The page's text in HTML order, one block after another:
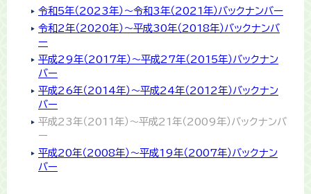
令和5年（2023年）〜令和3年（2021年）バックナンバー
令和2年（2020年）〜平成30年（2018年）バックナンバ
ー
平成29年（2017年）〜平成27年（2015年）バックナン
バー
平成26年（2014年）〜平成24年（2012年）バックナン
バー
平成23年（2011年）〜平成21年（2009年）バックナンバ
ー
平成20年（2008年）〜平成19年（2007年）バックナン
バー